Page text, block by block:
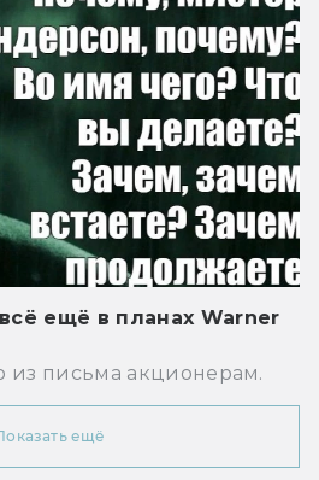
ещё в планах Warner
из письма акционерам.
ещё